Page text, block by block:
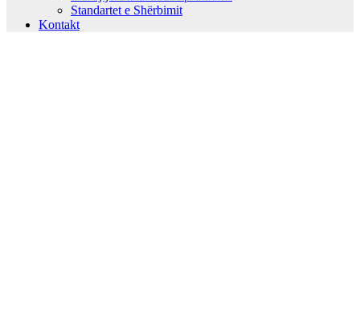
Standartet e Shërbimit
Kontakt